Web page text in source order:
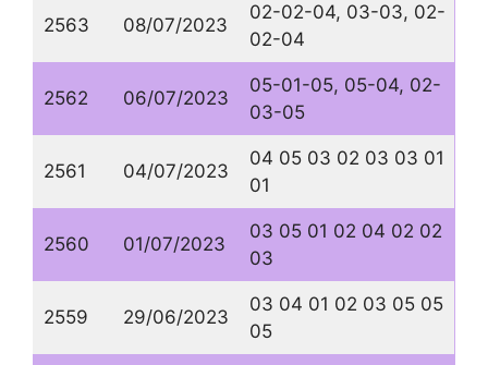
2563 08/07/2023
02-02-04, 03-03, 02-
02-04
2562 06/07/2023
05-01-05, 05-04, 02-
03-05
2561 04/07/2023
04 05 03 02 03 03 01
01
2560 01/07/2023
03 05 01 02 04 02 02
03
2559 29/06/2023
03 04 01 02 03 05 05
05